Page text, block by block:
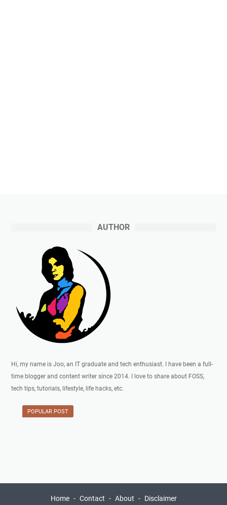
AUTHOR
Hi, my name is Joo, an IT graduate and tech enthusiast. I have been a full-
time blogger and content writer since 2014. I love to share about FOSS,
tech tips, tutorials, lifestyle, life hacks, etc.
POPULAR POST
Home Contact About Disclaimer